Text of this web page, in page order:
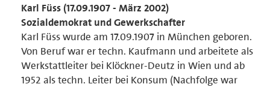
Karl Füss (17.09.1907 - März 2002)
Sozialdemokrat und Gewerkschafter
Karl Füss wurde am 17.09.1907 in München geboren.
Von Beruf war er techn. Kaufmann und arbeitete als
Werkstattleiter bei Klöckner-Deutz in Wien und ab
1952 als techn. Leiter bei Konsum (Nachfolge war